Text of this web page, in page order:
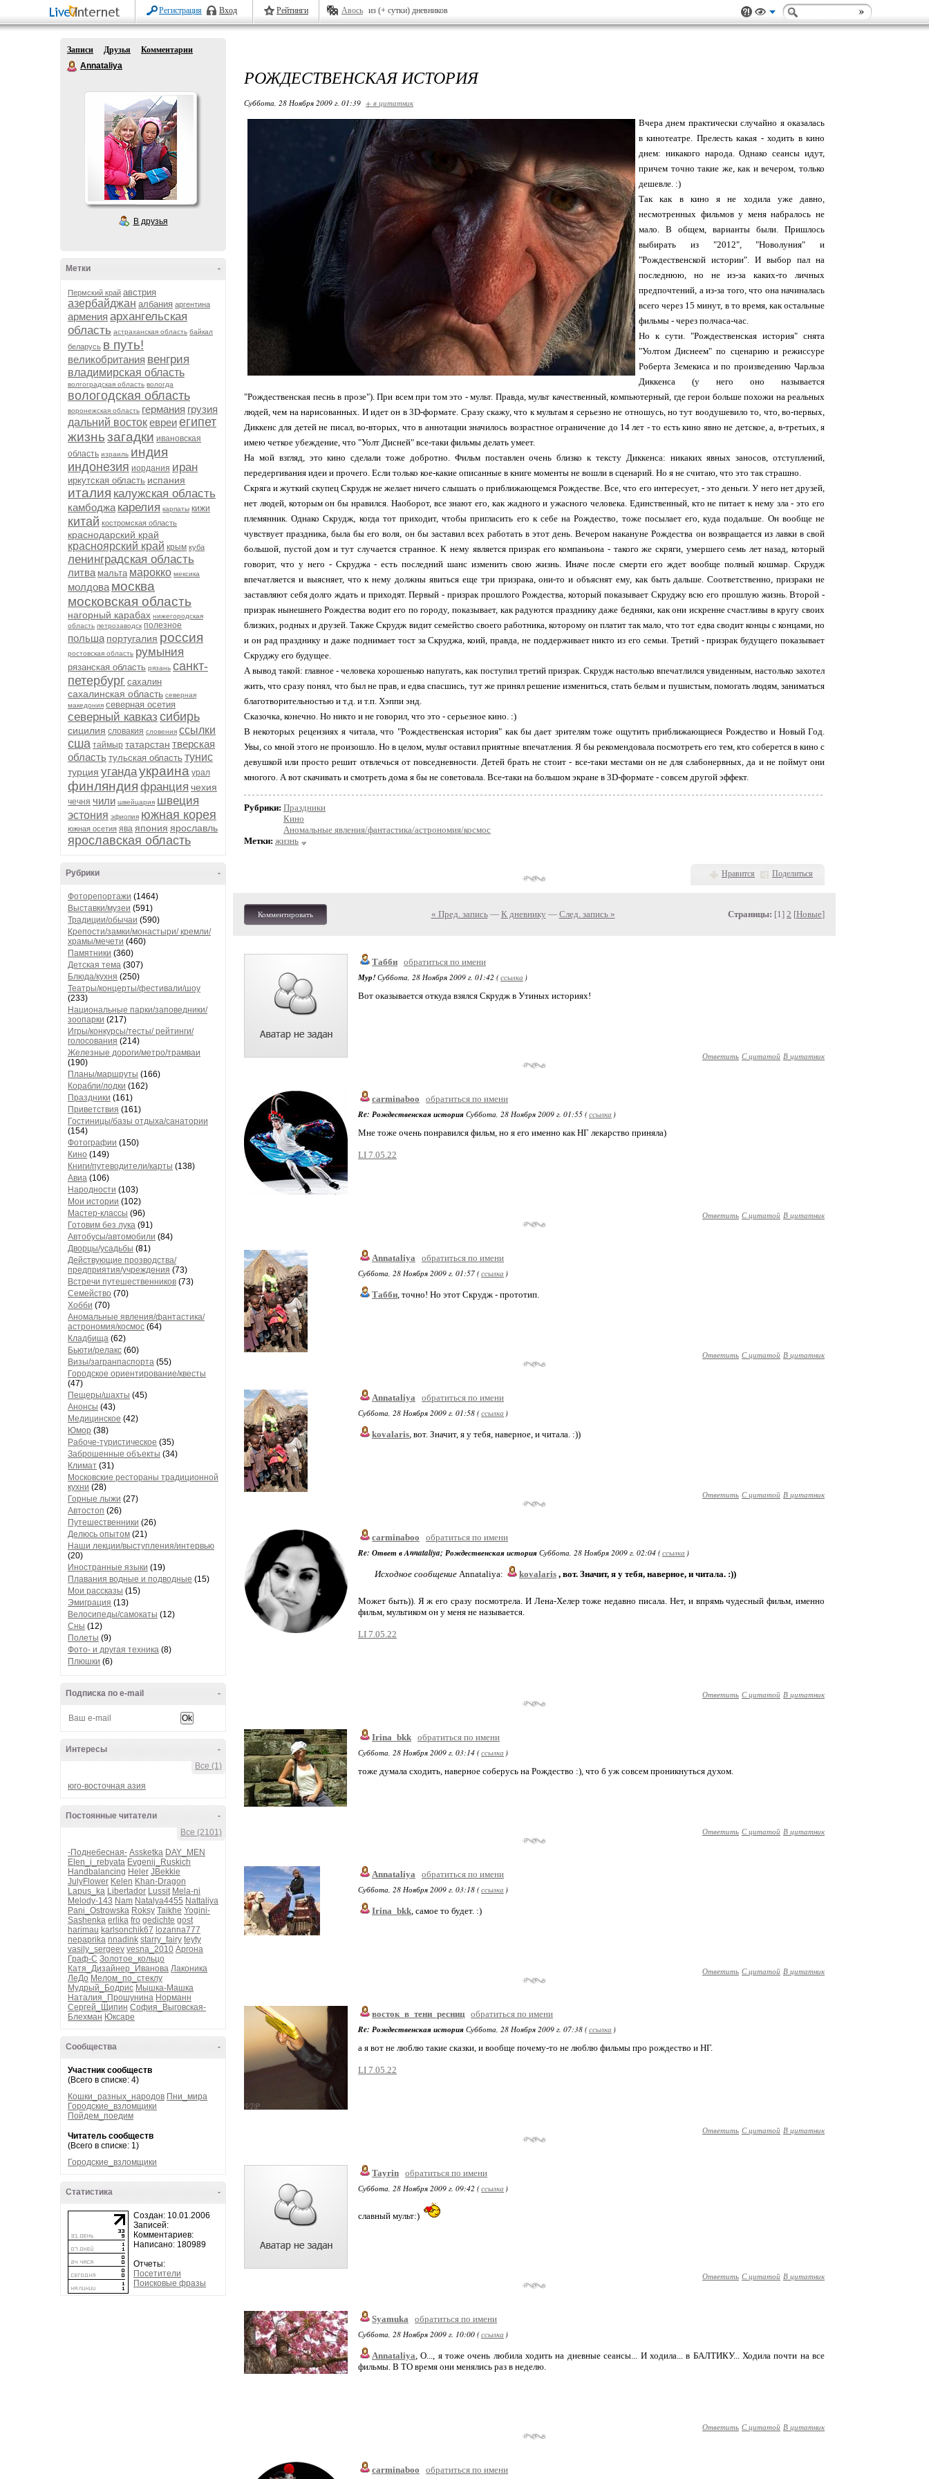
Регистрация Вход Рейтинги Авось из (+ сутки) дневников
Записи Друзья
Комментарии
Annataliya
В друзья
-
Метки
Пермский край австрия
азербайджан албания аргентина
армения архангельская
область астраханская область байкал
беларусь в путь!
великобритания венгрия
владимирская область
волгоградская область вологда
вологодская область
воронежская область германия грузия
дальний востокевреиегипет
жизньзагадки ивановская
область израиль индия
индонезия иордания иран
иркутская область испания
италия калужская область
камбоджа карелия карпаты кижи
китай костромская область
краснодарский край
красноярский край крым куба
ленинградская область
литва мальта марокко мексика
молдова москва
московская область
нагорный карабах нижегородская
область петрозаводск полезное
польша португалия россия
ростовская область румыния
рязанская область рязань санкт-
петербург сахалин
сахалинская область северная
македония северная осетия
северный кавказ сибирь
сицилия словакия словения ссылки
сша таймыр татарстан тверская
область тульская область тунис
турция угандаукраина урал
финляндия франция чехия
чечня чили швейцария швеция
эстония эфиопия южная корея
южная осетия ява япония ярославль
ярославская область
-
Рубрики
Фоторепортажи (1464)
Выставки/музеи (591)
Традиции/обычаи (590)
Крепости/замки/монастыри/ кремли/
храмы/мечети (460)
Памятники (360)
Детская тема (307)
Блюда/кухня (250)
Театры/концерты/фестивали/шоу
(233)
Национальные парки/заповедники/
зоопарки (217)
Игры/конкурсы/тесты/ рейтинги/
голосования (214)
Железные дороги/метро/трамваи
(190)
Планы/маршруты (166)
Корабли/лодки (162)
Праздники (161)
Приветствия (161)
Гостиницы/базы отдыха/санатории
(154)
Фотографии (150)
Кино (149)
Книги/путеводители/карты (138)
Авиа (106)
Народности (103)
Мои истории (102)
Мастер-классы (96)
Готовим без лука (91)
Автобусы/автомобили (84)
Дворцы/усадьбы (81)
Действующие прозводства/
предприятия/учреждения (73)
Встречи путешественников (73)
Семейство (70)
Хобби (70)
Аномальные явления/фантастика/
астрономия/космос (64)
Кладбища (62)
Бьюти/релакс (60)
Визы/загранпаспорта (55)
Городское ориентирование/квесты
(47)
Пещеры/шахты (45)
Анонсы (43)
Медицинское (42)
Юмор (38)
Рабоче-туристическое (35)
Заброшенные объекты (34)
Климат (31)
Московские рестораны традиционной
кухни (28)
Горные лыжи (27)
Автостоп (26)
Путешественники (26)
Делюсь опытом (21)
Наши лекции/выступления/интервью
(20)
Иностранные языки (19)
Плавания водные и подводные (15)
Мои рассказы (15)
Эмиграция (13)
Велосипеды/самокаты (12)
Сны (12)
Полеты (9)
Фото- и другая техника (8)
Плюшки (6)
-
Подписка по e-mail
-
Интересы
Все (1)
юго-восточная азия
-
Постоянные читатели
Все (2101)
-Поднебесная- Assketka DAY_MEN
Elen_i_rebyata Evgenij_Ruskich
Handbalancing Heler JBekkie
JulyFlower Kelen Khan-Dragon
Lapus_ka Libertador Lussit Mela-ni
Melody-143 Nam Natalya4455 Nattaliya
Pani_Ostrowska Roksy Taikhe Yogini-
Sashenka erlika fro gedichte gost
harimau karlsonchik67 lozanna777
nepaprika nnadink starry_fairy teyty
vasily_sergeev vesna_2010 Аргона
Граф-С Золотое_кольцо
Катя_Дизайнер_Иванова Лаконика
ЛеДо Мелом_по_стеклу
Мудрый_Бодрис Мышка-Машка
Наталия_Прошунина Норманн
Сергей_Щипин София_Выговская-
Блехман Юксаре
-
Сообщества
Участник сообществ
(Всего в списке: 4)
Кошки_разных_народов Пни_мира
Городские_взломщики
Пойдем_поедим
Читатель сообществ
(Всего в списке: 1)
Городские_взломщики
-
Статистика
Создан: 10.01.2006
Записей:
Комментариев:
Написано: 180989
Отчеты:
Посетители
Поисковые фразы
РОЖДЕСТВЕНСКАЯ ИСТОРИЯ
Суббота, 28 Ноября 2009 г. 01:39 + в цитатник
Вчера днем практически случайно я оказалась
в кинотеатре. Прелесть какая - ходить в кино
днем: никакого народа. Однако сеансы идут,
причем точно такие же, как и вечером, только
дешевле. :)
Так как в кино я не ходила уже давно,
несмотренных фильмов у меня набралось не
мало. В общем, варианты были. Пришлось
выбирать из "2012", "Новолуния" и
"Рождественской истории". И выбор пал на
последнюю, но не из-за каких-то личных
предпочтений, а из-за того, что она начиналась
всего через 15 минут, в то время, как остальные
фильмы - через полчаса-час.
Но к сути. "Рождественская история" снята
"Уолтом Диснеем" по сценарию и режиссуре
Роберта Земекиса и по произведению Чарльза
Диккенса (у него оно называется
"Рождественская песнь в прозе"). При всем при том это - мульт. Правда, мульт качественный, компьютерный, где герои больше похожи на реальных
людей, чем на нарисованных. И идет он в 3D-формате. Сразу скажу, что к мультам я серьезно не отношусь, но тут воодушевило то, что, во-первых,
Диккенс для детей не писал, во-вторых, что в аннотации значилось возрастное ограничение до 14 лет - то есть кино явно не детское, а, в-третьих, я
имею четкое убеждение, что "Уолт Дисней" все-таки фильмы делать умеет.
На мой взгляд, это кино сделали тоже добротно. Фильм поставлен очень близко к тексту Диккенса: никаких явных заносов, отступлений,
передергивания идеи и прочего. Если только кое-какие описанные в книге моменты не вошли в сценарий. Но я не считаю, что это так страшно.
Скряга и жуткий скупец Скрудж не желает ничего слышать о приближающемся Рождестве. Все, что его интересует, - это деньги. У него нет друзей,
нет людей, которым он бы нравился. Наоборот, все знают его, как жадного и ужасного человека. Единственный, кто не питает к нему зла - это его
племянник. Однако Скрудж, когда тот приходит, чтобы пригласить его к себе на Рождество, тоже посылает его, куда подальше. Он вообще не
чувствует праздника, была бы его воля, он бы заставил всех работать в этот день. Вечером накануне Рождества он возвращается из лавки в свой
большой, пустой дом и тут случается странное. К нему является призрак его компаньона - такого же скряги, умершего семь лет назад, который
говорит, что у него - Скруджа - есть последний шанс изменить свою жизнь. Иначе после смерти его ждет вообще полный кошмар. Скрудж
впечатляется и выясняет, что к нему должны явиться еще три призрака, они-то и объяснят ему, как быть дальше. Соответственно, призраки не
заставляют себя долго ждать и приходят. Первый - призрак прошлого Рождества, который показывает Скруджу всю его прошлую жизнь. Второй -
призрак нынешнего Рождества водит его по городу, показывает, как радуются празднику даже бедняки, как они искренне счастливы в кругу своих
близких, родных и друзей. Также Скрудж видит семейство своего работника, которому он платит так мало, что тот едва сводит концы с концами, но
и он рад празднику и даже поднимает тост за Скруджа, коий, правда, не поддерживает никто из его семьи. Третий - призрак будущего показывает
Скруджу его будущее.
А вывод такой: главное - человека хорошенько напугать, как поступил третий призрак. Скрудж настолько впечатлился увиденным, настолько захотел
жить, что сразу понял, что был не прав, и едва спасшись, тут же принял решение измениться, стать белым и пушистым, помогать людям, заниматься
благотворительностью и т.д. и т.п. Хэппи энд.
Сказочка, конечно. Но никто и не говорил, что это - серьезное кино. :)
В некоторых рецензиях я читала, что "Рождественская история" как бы дает зрителям тоже ощутить приближающиеся Рождество и Новый Год.
Увы, со мной этого не произошло. Но в целом, мульт оставил приятные впечатления. Я бы рекомендовала посмотреть его тем, кто соберется в кино с
девушкой или просто решит отвлечься от повседневности. Детей брать не стоит - все-таки местами он не для слабонервных, да и не поймут они
многого. А вот скачивать и смотреть дома я бы не советовала. Все-таки на большом экране в 3D-формате - совсем другой эффект.
Рубрики: Праздники
Кино
Аномальные явления/фантастика/астрономия/космос
Метки: жизнь
Нравится Поделиться
Комментировать « Пред. запись— К дневнику — След. запись » Страницы: [1] 2 [Новые]
Табби обратиться по имени
Мур! Суббота, 28 Ноября 2009 г. 01:42 (ссылка )
Вот оказывается откуда взялся Скрудж в Утиных историях!
Ответить С цитатой В цитатник
carminaboo обратиться по имени
Re: Рождественская история Суббота, 28 Ноября 2009 г. 01:55 (ссылка )
Мне тоже очень понравился фильм, но я его именно как НГ лекарство приняла)
LI 7.05.22
Ответить С цитатой В цитатник
Annataliya
обратиться по имени
Суббота, 28 Ноября 2009 г. 01:57 (ссылка )
Табби, точно! Но этот Скрудж - прототип.
Ответить С цитатой В цитатник
Annataliya
обратиться по имени
Суббота, 28 Ноября 2009 г. 01:58 (ссылка )
kovalaris, вот. Значит, я у тебя, наверное, и читала. :))
Ответить С цитатой В цитатник
carminaboo обратиться по имени
Re: Ответ в Annataliya; Рождественская история Суббота, 28 Ноября 2009 г. 02:04 (ссылка )
Исходное сообщение Annataliya: kovalaris , вот. Значит, я у тебя, наверное, и читала. :))
Может быть)). Я ж его сразу посмотрела. И Лена-Хелер тоже недавно писала. Нет, и впрямь чудесный фильм, именно
фильм, мультиком он у меня не называется.
LI 7.05.22
Ответить С цитатой В цитатник
Irina_bkk обратиться по имени
Суббота, 28 Ноября 2009 г. 03:14 (ссылка )
тоже думала сходить, наверное соберусь на Рождество :), что б уж совсем проникнуться духом.
Ответить С цитатой В цитатник
Annataliya
обратиться по имени
Суббота, 28 Ноября 2009 г. 03:18 (ссылка )
Irina_bkk, самое то будет. :)
Ответить С цитатой В цитатник
восток_в_тени_ресниц обратиться по имени
Re: Рождественская история Суббота, 28 Ноября 2009 г. 07:38 (ссылка )
а я вот не люблю такие сказки, и вообще почему-то не люблю фильмы про рождество и НГ.
LI 7.05.22
Ответить С цитатой В цитатник
Tayrin обратиться по имени
Суббота, 28 Ноября 2009 г. 09:42 (ссылка )
славный мульт:)
Ответить С цитатой В цитатник
Syamuka
обратиться по имени
Суббота, 28 Ноября 2009 г. 10:00 (ссылка )
Annataliya, О..., я тоже очень любила ходить на дневные сеансы... И ходила... в БАЛТИКУ... Ходила почти на все
фильмы. В ТО время они менялись раз в неделю.
Ответить С цитатой В цитатник
carminaboo обратиться по имени